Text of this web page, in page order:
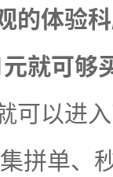
的体验
就可够
可以进
拼单、